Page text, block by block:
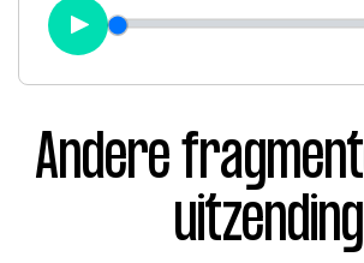
Word lid
John Julius
Nieuws
Play
Andere
uitzending